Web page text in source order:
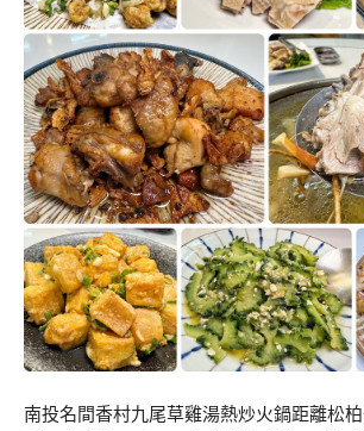
南投名間香村九尾草雞湯熱炒火鍋距離松